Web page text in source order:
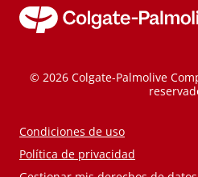
© 2026 Colgate-Palmolive
Condiciones de uso
Política de privacidad